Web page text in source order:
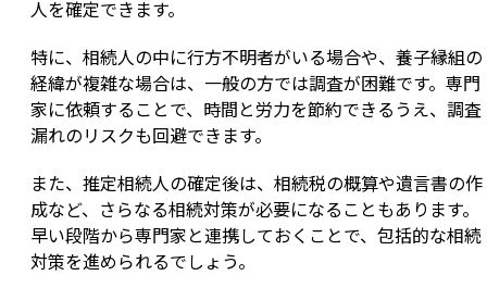
人を確定できます。
特に、相続人の中に行方不明者がいる場合や、養子縁組の
経緯が複雑な場合は、一般の方では調査が困難です。専門
家に依頼することで、時間と労力を節約できるうえ、調査
漏れのリスクも回避できます。
また、推定相続人の確定後は、相続税の概算や遺言書の作
成など、さらなる相続対策が必要になることもあります。
早い段階から専門家と連携しておくことで、包括的な相続
対策を進められるでしょう。